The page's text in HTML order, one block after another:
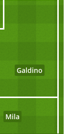
Galdino
Mila